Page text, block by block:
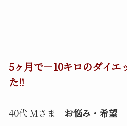
5ヶ月で－10キロのダイエ
た!!
40代 Mさま お悩み・希望